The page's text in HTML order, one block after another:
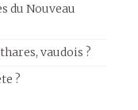
du Nouveau
vaudois ?
?